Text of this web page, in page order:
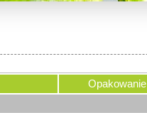
Opakowanie